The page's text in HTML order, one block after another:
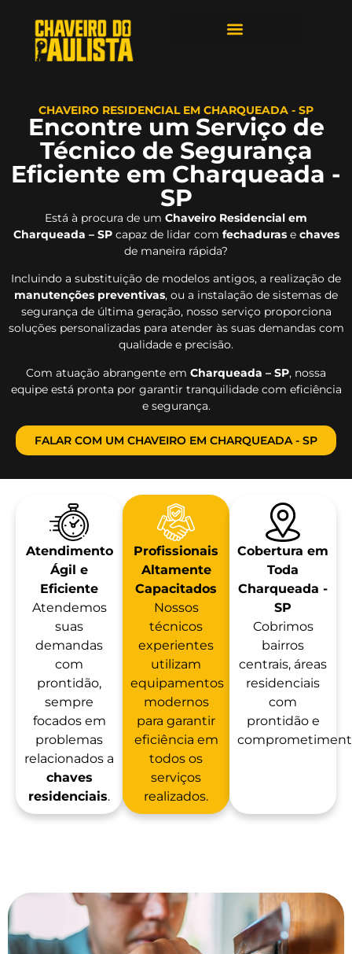
CHAVEIRO RESIDENCIAL EM CHARQUEADA - SP
Encontre um Serviço de
Técnico de Segurança
Eficiente em Charqueada -
SP
Está à procura de um Chaveiro Residencial em
Charqueada – SPcapaz de lidar com fechadurase chaves
de maneira rápida?
Incluindo a substituição de modelos antigos, a realização de
manutenções preventivas, ou a instalação de sistemas de
segurança de última geração, nosso serviço proporciona
soluções personalizadas para atender às suas demandas com
qualidade e precisão.
Com atuação abrangente em Charqueada – SP, nossa
equipe está pronta por garantir tranquilidade com eficiência
e segurança.
FALAR COM UM CHAVEIRO EM CHARQUEADA - SP
Atendimento
Ágil e
Eficiente
Atendemos
suas
demandas
com
prontidão,
sempre
focados em
problemas
relacionados a
chaves
residenciais.
Profissionais
Altamente
Capacitados
Nossos
técnicos
experientes
utilizam
equipamentos
modernos
para garantir
eficiência em
todos os
serviços
realizados.
Cobertura em
Toda
Charqueada -
SP
Cobrimos
bairros
centrais, áreas
residenciais
com
prontidão e